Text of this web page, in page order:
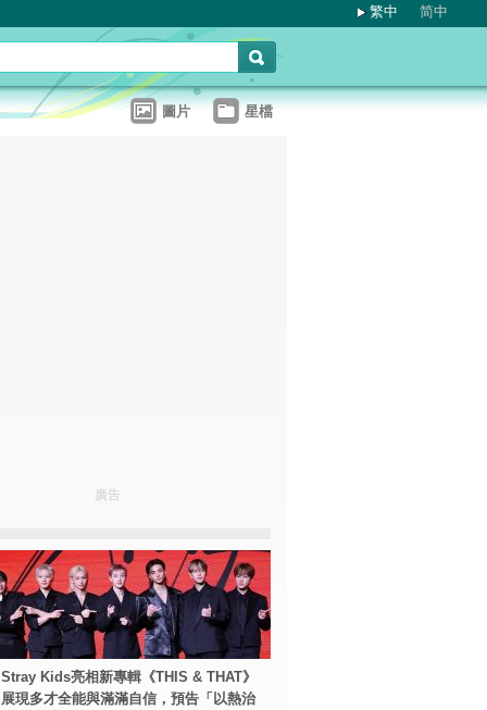
繁中 简中
圖片 星檔
廣告
Kids亮相新專輯《THIS & THAT》
現多才全能與滿滿自信，預告「以熱治